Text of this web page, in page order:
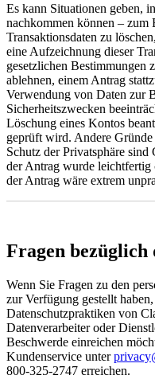
Es kann Situationen geben,
nachkommen können – zum
Transaktionsdaten zu
eine Aufzeichnung dieser
gesetzlichen Bestimmungen
ablehnen, einem Antrag
Verwendung von Daten zur
Sicherheitszwecken
Löschung eines Kontos
geprüft wird. Andere
Schutz der Privatsphäre sind
der Antrag wurde leichtfertig
der Antrag wäre extrem
Fragen
Wenn Sie Fragen zu den
zur Verfügung gestellt
Datenschutzpraktiken von
Datenverarbeiter oder
Beschwerde einreichen
Kundenservice unter
800-325-2747 erreichen.